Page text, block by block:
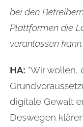
bei den
Plattformen die
veranlassen
HA: "Wir wollen,
digitale Gewalt
Deswegen